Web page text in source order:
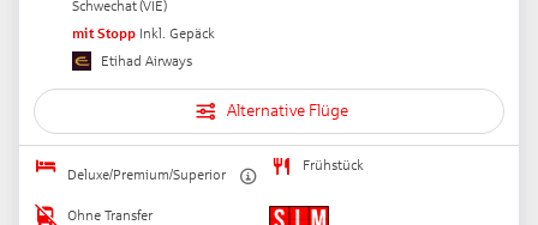
Schwechat(VIE)
mit Stopp Inkl. Gepäck
Etihad Airways
Alternative Flüge
Deluxe/Premium/Superior
Frühstück
Ohne Transfer